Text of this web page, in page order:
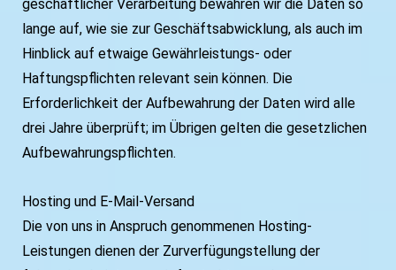
geschäftlicher Verarbeitung bewahren wir die Daten so
lange auf, wie sie zur Geschäftsabwicklung, als auch im
Hinblick auf etwaige Gewährleistungs- oder
Haftungspflichten relevant sein können. Die
Erforderlichkeit der Aufbewahrung der Daten wird alle
drei Jahre überprüft; im Übrigen gelten die gesetzlichen
Aufbewahrungspflichten.
Hosting und E-Mail-Versand
Die von uns in Anspruch genommenen Hosting-
Leistungen dienen der Zurverfügungstellung der